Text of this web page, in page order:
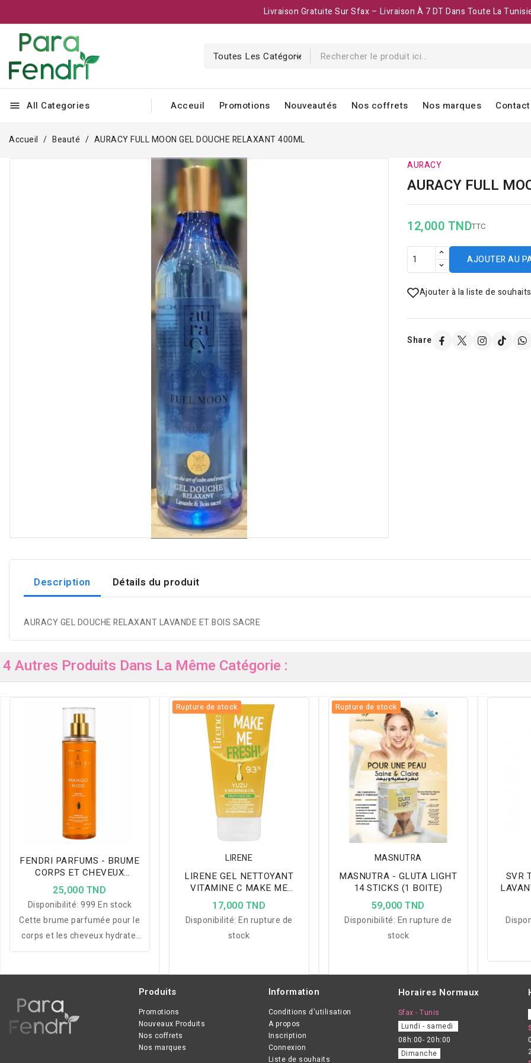
Livraison Gratuite Sur Sfax – Livraison À 7 DT Dans Toute La
menu All Categories Acceuil Promotions Nouveautés Nos coffrets Nos marques
Accueil Beauté AURACY FULL MOON GEL DOUCHE RELAXANT 400ML
AURACY
AURACY FULL
12,000 TNDTTC
AJOUTER AU
Ajouter à la liste de souhaits
Share
Description Détails du produit
AURACY GEL DOUCHE RELAXANT LAVANDE ET BOIS SACRE
4 Autres Produits Dans La Même Catégorie :
FENDRI PARFUMS - BRUME
CORPS ET CHEVEUX
MANGO KISS 150 ML
25,000 TND
Disponibilité:999 En stock
Cette brume parfumée pour le
corps et les cheveux hydrate,
rafraîchit et laisse un voile
tout en offrant une sensation
légère, non collante et
agréable au quotidien.
Rupture de stock
LIRENE
LIRENE GEL NETTOYANT
VITAMINE C MAKE ME
FRESH
17,000 TND
Disponibilité:En rupture de
stock
Rupture de stock
MASNUTRA
MASNUTRA - GLUTA LIGHT
14 STICKS (1 BOITE)
59,000 TND
Disponibilité: En rupture de
stock
SVR
Produits
Promotions
Nouveaux Produits
Nos coffrets
Nos marques
Information
Conditions d'utilisation
A propos
Inscription
Connexion
Liste de souhaits
Horaires Normaux
Sfax - Tunis
Lundi - samedi
08h:00- 20h:00
Dimanche